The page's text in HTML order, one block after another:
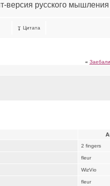
версия русского мышления
Цитата
« Заебали
2 fingers
fleur
WizVio
fleur